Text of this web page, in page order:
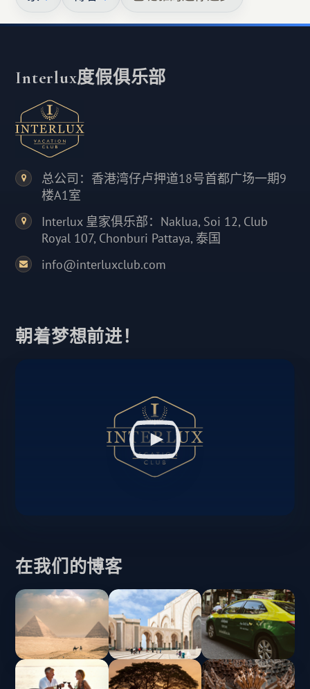
Interlux度假俱乐部
总公司：香港湾仔卢押道18号首都广场一期9
楼A1室
Interlux 皇家俱乐部：Naklua, Soi 12, Club
Royal 107, Chonburi Pattaya, 泰国
info@interluxclub.com
朝着梦想前进！
在我们的博客